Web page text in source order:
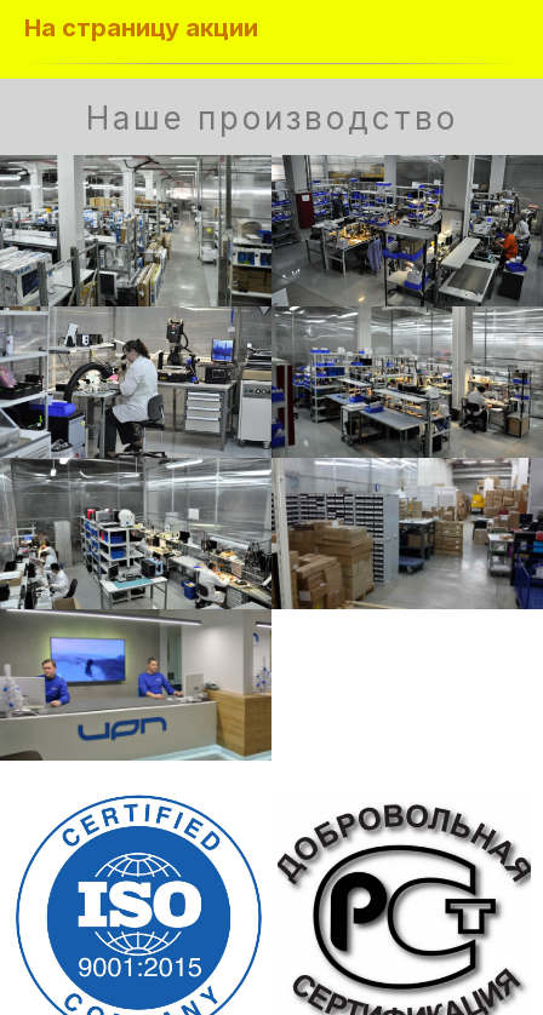
На страницу акции
Наше производство